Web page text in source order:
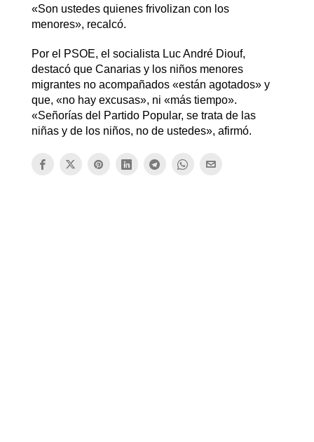
«Son ustedes quienes frivolizan con los
menores», recalcó.
Por el PSOE, el socialista Luc André Diouf,
destacó que Canarias y los niños menores
migrantes no acompañados «están agotados» y
que, «no hay excusas», ni «más tiempo».
«Señorías del Partido Popular, se trata de las
niñas y de los niños, no de ustedes», afirmó.